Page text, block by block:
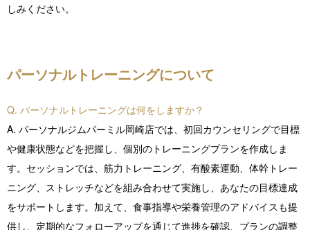
しみください。
パーソナルトレーニングについて
Q. パーソナルトレーニングは何をしますか？
A. パーソナルジムパーミル岡崎店では、初回カウンセリングで目標
や健康状態などを把握し、個別のトレーニングプランを作成しま
す。セッションでは、筋力トレーニング、有酸素運動、体幹トレー
ニング、ストレッチなどを組み合わせて実施し、あなたの目標達成
をサポートします。加えて、食事指導や栄養管理のアドバイスも提
供し、定期的なフォローアップを通じて進捗を確認、プランの調整